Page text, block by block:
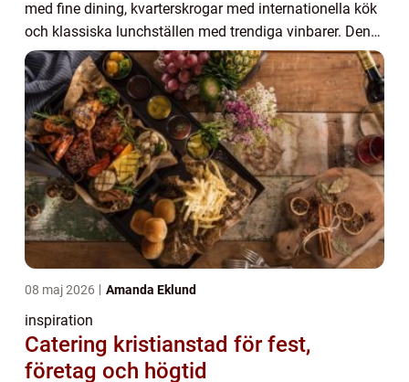
med fine dining, kvarterskrogar med internationella kök
och klassiska lunchställen med trendiga vinbarer. Den
som söker Restaurang Malmö möts av ett u...
08 maj 2026 Amanda Eklund
inspiration
Catering kristianstad för fest,
företag och högtid